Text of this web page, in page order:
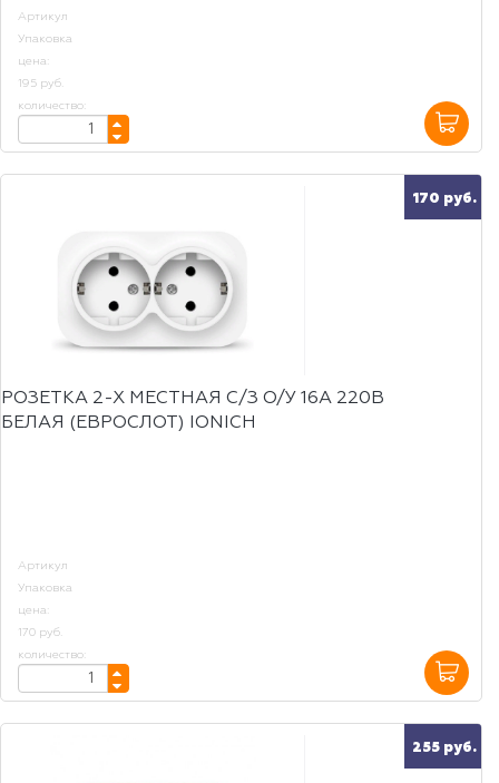
Артикул
Упаковка
цена:
195 руб.
количество:
170 руб.
РОЗЕТКА 2-Х МЕСТНАЯ С/З О/У 16А 220В
БЕЛАЯ (ЕВРОСЛОТ) IONICH
Артикул
Упаковка
цена:
170 руб.
количество:
255 руб.